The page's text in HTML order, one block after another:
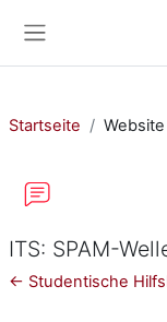
Startseite Website
ITS: SPAM-
← Studentische